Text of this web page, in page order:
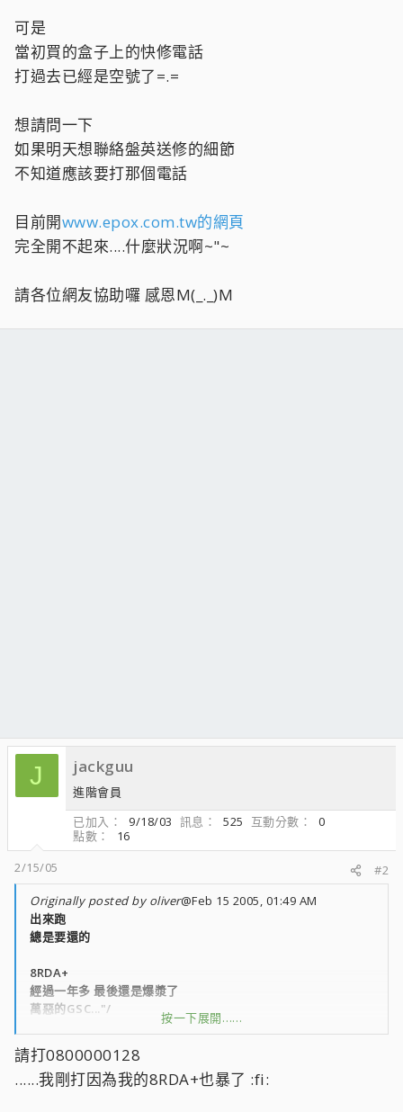
可是
當初買的盒子上的快修電話
打過去已經是空號了=.=
想請問一下
如果明天想聯絡盤英送修的細節
不知道應該要打那個電話
目前開www.epox.com.tw的網頁
完全開不起來....什麼狀況啊~"~
請各位網友協助囉 感恩M(_._)M
J jackguu
進階會員
已加入
9/18/03 訊息 525 互動分數
0
點數
16
2/15/05
#2
Originally posted by oliver@Feb 15 2005, 01:49 AM
出來跑
總是要還的
8RDA+
經過一年多 最後還是爆漿了
萬惡的GSC..."/
可是
當初買的盒子上的快修電話
打過去已經是空號了=.=
按一下展開……
請打0800000128
......我剛打因為我的8RDA+也暴了 :fi: